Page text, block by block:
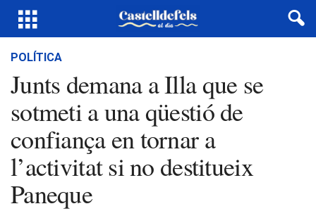
POLÍTICA
Junts demana a Illa que se
sotmeti a una qüestió de
confiança en tornar a
l’activitat si no destitueix
Paneque